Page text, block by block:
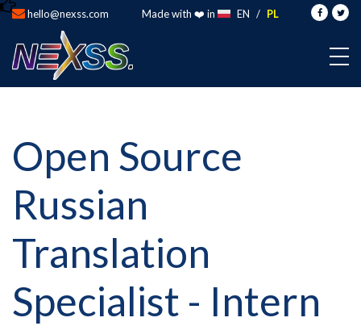
hello@nexss.com Made with ❤️ in EN / PL
Open Source
Russian
Translation
Specialist - Intern